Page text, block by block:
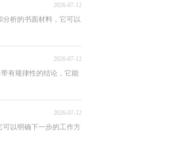
2026-07-12
析的书面材料，它可以
2026-07-12
有规律性的结论，它能
2026-07-12
可以明确下一步的工作方